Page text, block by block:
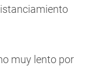
muy lento por